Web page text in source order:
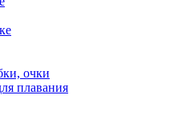
очки
плавания